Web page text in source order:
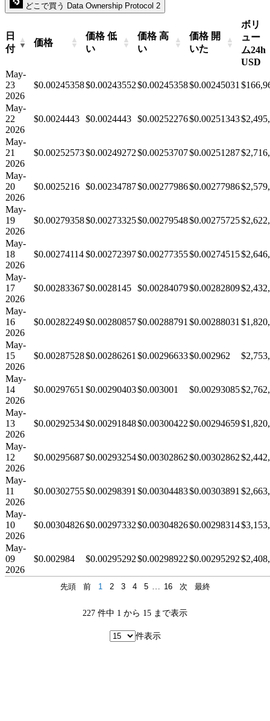
どこで買う Data Ownership Protocol 2
日
付
価格
価格 低
い
価格 高
い
価格 開
いた
ボリ
ュー
ム24h
USD
May-
23
2026
$0.00245358$0.00243552$0.00245358$0.00245031
May-
22
2026
$0.0024443 $0.0024443 $0.00252276$0.00251343
May-
21
2026
$0.00252573$0.00249272$0.00253707$0.00251287
May-
20
2026
$0.0025216 $0.00234787$0.00277986$0.00277986
May-
19
2026
$0.00279358$0.00273325$0.00279548$0.00275725
May-
18
2026
$0.00274114$0.00272397$0.00277355$0.00274515
May-
17
2026
$0.00283367$0.0028145 $0.00284079$0.00282809
May-
16
2026
$0.00282249$0.00280857$0.00288791 $0.00288031
May-
15
2026
$0.00287528$0.00286261 $0.00296633$0.002962
May-
14
2026
$0.00297651 $0.00290403$0.003001 $0.00293085
May-
13
2026
$0.00292534$0.00291848$0.00300422$0.00294659
May-
12
2026
$0.00295687$0.00293254$0.00302862$0.00302862
May-
11
2026
$0.00302755$0.00298391 $0.00304483$0.00303891
May-
10
2026
$0.00304826$0.00297332$0.00304826$0.00298314
May-
09
2026
$0.002984 $0.00295292$0.00298922$0.00295292
227 件中 1 から 15 まで表示
件表示
先頭 前 1 2 3 4 5 16 次 最終